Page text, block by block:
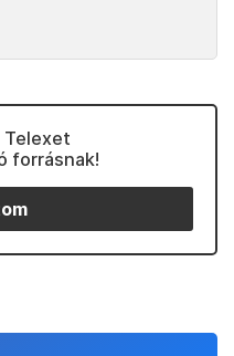
Telexet
forrásnak!